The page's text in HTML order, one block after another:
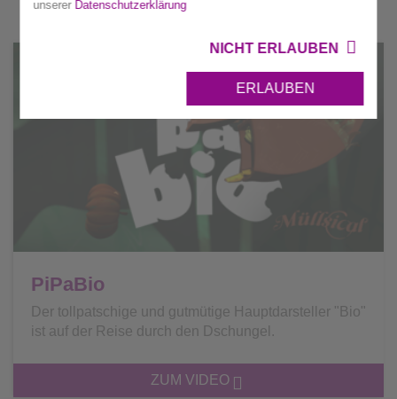
unserer Datenschutzerklärung
NICHT ERLAUBEN
ERLAUBEN
PiPaBio
Der tollpatschige und gutmütige Hauptdarsteller "Bio"
ist auf der Reise durch den Dschungel.
ZUM VIDEO